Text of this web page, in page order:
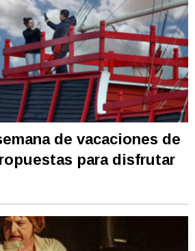
de vacaciones de
para disfrutar